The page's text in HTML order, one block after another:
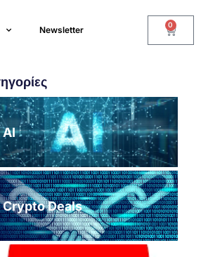
Newsletter 0
AI
Crypto Deals